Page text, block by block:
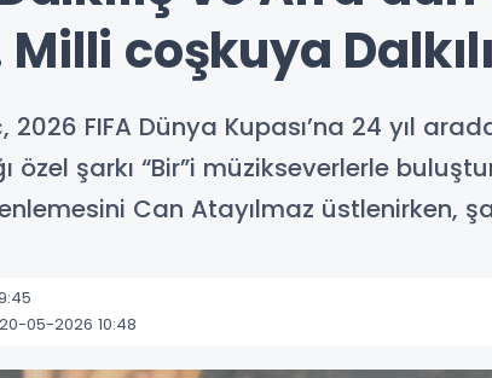
Milli coşkuya
2026 FIFA Dünya Kupası’na 24 yıl
özel şarkı “Bir”i müzikseverlerle
Can Atayılmaz üstlenirken,
05-2026 10:48